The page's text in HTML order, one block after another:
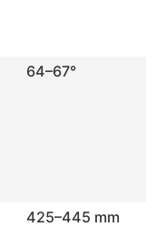
64–67°
425–445 mm